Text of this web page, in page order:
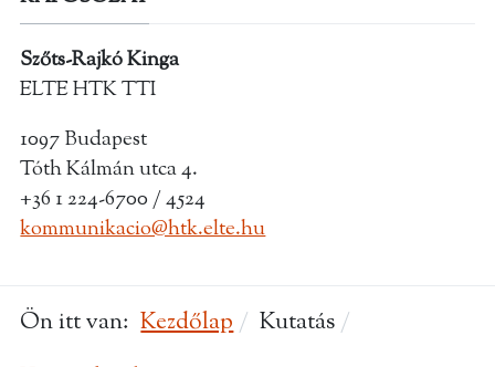
Szőts-Rajkó Kinga
ELTE HTK TTI
1097 Budapest
Tóth Kálmán utca 4.
+36 1 224-6700 / 4524
kommunikacio@htk.elte.hu
Ön itt van:Kezdőlap
Kutatás